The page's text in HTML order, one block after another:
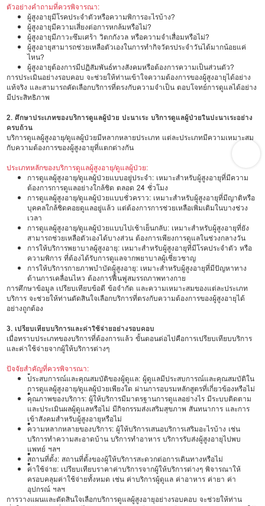
ตัวอย่างคำถามที่ควรพิจารณา:
ผู้สูงอายุมีโรคประจำตัวหรือความพิการอะไรบ้าง?
ผู้สูงอายุมีความเสี่ยงต่อการหกล้มหรือไม่?
ผู้สูงอายุมีภาวะซึมเศร้า วิตกกังวล หรือความจำเสื่อมหรือไม่?
ผู้สูงอายุสามารถช่วยเหลือตัวเองในการทำกิจวัตรประจำวันได้มากน้อยแค่
ไหน?
ผู้สูงอายุต้องการมีปฏิสัมพันธ์ทางสังคมหรือต้องการความเป็นส่วนตัว?
การประเมินอย่างรอบคอบ จะช่วยให้ท่านเข้าใจความต้องการของผู้สูงอายุได้อย่าง
แท้จริง และสามารถคัดเลือกบริการที่ตรงกับความจำเป็น ตอบโจทย์การดูแลได้อย่าง
มีประสิทธิภาพ
2. ศึกษาประเภทของบริการดูแลผู้ป่วย ปะนาเระ บริการดูแลผู้ป่วยในปะนาเระอย่าง
ครบถ้วน
บริการดูแลผู้สูงอายุ/ดูแลผู้ป่วยมีหลากหลายประเภท แต่ละประเภทมีความเหมาะสม
กับความต้องการของผู้สูงอายุที่แตกต่างกัน
ประเภทหลักของบริการดูแลผู้สูงอายุ/ดูแลผู้ป่วย:
การดูแลผู้สูงอายุ/ดูแลผู้ป่วยแบบอยู่ประจำ: เหมาะสำหรับผู้สูงอายุที่มีความ
ต้องการการดูแลอย่างใกล้ชิด ตลอด 24 ชั่วโมง
การดูแลผู้สูงอายุ/ดูแลผู้ป่วยแบบชั่วคราว: เหมาะสำหรับผู้สูงอายุที่มีญาติหรือ
บุคคลใกล้ชิดคอยดูแลอยู่แล้ว แต่ต้องการการช่วยเหลือเพิ่มเติมในบางช่วง
เวลา
การดูแลผู้สูงอายุ/ดูแลผู้ป่วยแบบไปเช้าเย็นกลับ: เหมาะสำหรับผู้สูงอายุที่ยัง
สามารถช่วยเหลือตัวเองได้บางส่วน ต้องการเพียงการดูแลในช่วงกลางวัน
การให้บริการพยาบาลผู้สูงอายุ: เหมาะสำหรับผู้สูงอายุที่มีโรคประจำตัว หรือ
ความพิการ ที่ต้องได้รับการดูแลจากพยาบาลผู้เชี่ยวชาญ
การให้บริการกายภาพบำบัดผู้สูงอายุ: เหมาะสำหรับผู้สูงอายุที่มีปัญหาทาง
ด้านการเคลื่อนไหว ต้องการฟื้นฟูสมรรถภาพทางกาย
การศึกษาข้อมูล เปรียบเทียบข้อดี ข้อจำกัด และความเหมาะสมของแต่ละประเภท
บริการ จะช่วยให้ท่านตัดสินใจเลือกบริการที่ตรงกับความต้องการของผู้สูงอายุได้
อย่างถูกต้อง
3. เปรียบเทียบบริการและค่าใช้จ่ายอย่างรอบคอบ
เมื่อทราบประเภทของบริการที่ต้องการแล้ว ขั้นตอนต่อไปคือการเปรียบเทียบบริการ
และค่าใช้จ่ายจากผู้ให้บริการต่างๆ
ปัจจัยสำคัญที่ควรพิจารณา:
•
ประสบการณ์และคุณสมบัติของผู้ดูแล: ผู้ดูแลมีประสบการณ์และคุณสมบัติใน
การดูแลผู้สูงอายุ/ดูแลผู้ป่วยเพียงใด ผ่านการอบรมหลักสูตรที่เกี่ยวข้องหรือไม่
•
คุณภาพของบริการ: ผู้ให้บริการมีมาตรฐานการดูแลอย่างไร มีระบบติดตาม
และประเมินผลผู้ดูแลหรือไม่ มีกิจกรรมส่งเสริมสุขภาพ สันทนาการ และการ
เข้าสังคมสำหรับผู้สูงอายุหรือไม่
•
ความหลากหลายของบริการ: ผู้ให้บริการเสนอบริการเสริมอะไรบ้าง เช่น
บริการทำความสะอาดบ้าน บริการทำอาหาร บริการรับส่งผู้สูงอายุไปพบ
แพทย์ ฯลฯ
•
สถานที่ตั้ง: สถานที่ตั้งของผู้ให้บริการสะดวกต่อการเดินทางหรือไม่
•
ค่าใช้จ่าย: เปรียบเทียบราคาค่าบริการจากผู้ให้บริการต่างๆ พิจารณาให้
ครอบคลุมค่าใช้จ่ายทั้งหมด เช่น ค่าบริการผู้ดูแล ค่าอาหาร ค่ายา ค่า
อุปกรณ์ ฯลฯ
การวางแผนและตัดสินใจเลือกบริการดูแลผู้สูงอายุอย่างรอบคอบ จะช่วยให้ท่าน